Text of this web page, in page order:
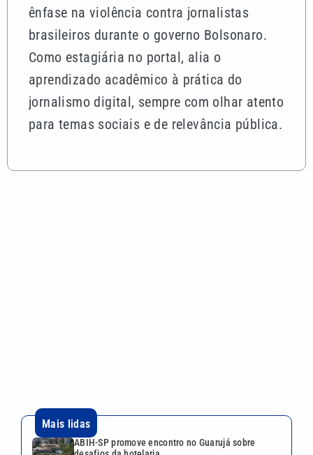
ênfase na violência contra jornalistas
brasileiros durante o governo Bolsonaro.
Como estagiária no portal, alia o
aprendizado acadêmico à prática do
jornalismo digital, sempre com olhar atento
para temas sociais e de relevância pública.
área de Mata Atlântica no litoral de SP
Shopping Parque Dom Pedro estreia experiência
imersiva ‘O Código Troll’